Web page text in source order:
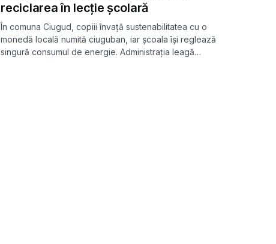
reciclarea în lecție școlară
În comuna Ciugud, copiii învață sustenabilitatea cu o
monedă locală numită ciuguban, iar școala își reglează
singură consumul de energie. Administrația leagă